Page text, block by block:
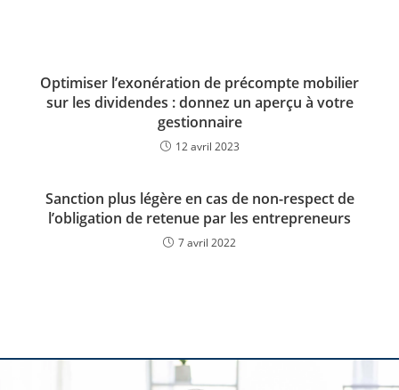
Optimiser l’exonération de précompte mobilier
sur les dividendes : donnez un aperçu à votre
gestionnaire
12 avril 2023
Sanction plus légère en cas de non-respect de
l’obligation de retenue par les entrepreneurs
7 avril 2022